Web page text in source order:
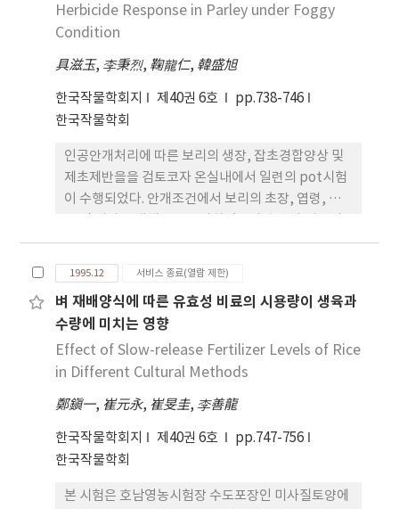
시기별 엽색, 출수기엽면적지수 및 건물중은 토성간
에는 양토가 사양토보다 높았고, 질소분시방법간에
완효성 시료시용은 관행보다 낮았다. 3. 도복지수는
추비중점시비에서 간장이 크고 협절중이 낮아 관행보
다 높은 도복지수를 보였고, 이 결과 포장도복도 추비
관행에 비하여 등숙비율이 약간 낮았고 천립중은 비
슷하였으며, 현미에서 완전미율이 낮은 반면 청미와
미숙립율이 높았다. 5. 수량은 관행대비(사양토
는 7~9%, 양토는 6~9% 증수되었다.
Herbicide Response in Parley under Foggy
Condition
具滋玉, 李秉烈, 鞠龍仁, 韓盛旭
한국작물학회지 제40권 6호
pp.738-746
한국작물학회
인공안개처리에 따른 보리의 생장, 잡초경합양상 및
제초제반을을 검토코자 온실내에서 일련의 pot시험
이 수행되었다. 안개조건에서 보리의 초장, 엽령, 엽
고 출수율과 수량 구성요소인 수당영화수, 천립중 및
발아율은 감소하였다. 안개조건으로 초종수의 차이는
없으나 잡초발생량은 유의적으로 증가하였고, 주요
한 발생초종은 둑새풀, 새포아풀, 벼룩나물, 점나도
나물, 황새냉이 및 갈퀴덩쿨등이었다. 안개조건에서
는잡초와의 경합기간이 길수록 초장의 감소가 인정되
었으며 1,000립중은 초기경합에서만 감소하였으며
개조건에서 제초제처리에 따른 보리의 생체중은 공시
제초제 공히 증가되었으나 1,000립중은 오히려 감소
되었으며, 그 중 Butachlor 및 Thiobencarb의 약
중에 의한 잡초방제가는 75∼90%로써 안개조건이
1995.12 서비스 종료(열람 제한)
벼 재배양식에 따른 유효성 비료의 시용량이 생육과
수량에 미치는 영향
Effect of Slow-release Fertilizer Levels of Rice
in Different Cultural Methods
鄭鎭一, 崔元永, 崔旻圭, 李善龍
한국작물학회지 제40권 6호
pp.747-756
한국작물학회
본 시험은 호남영농시험장 수도포장인 미사질토양에